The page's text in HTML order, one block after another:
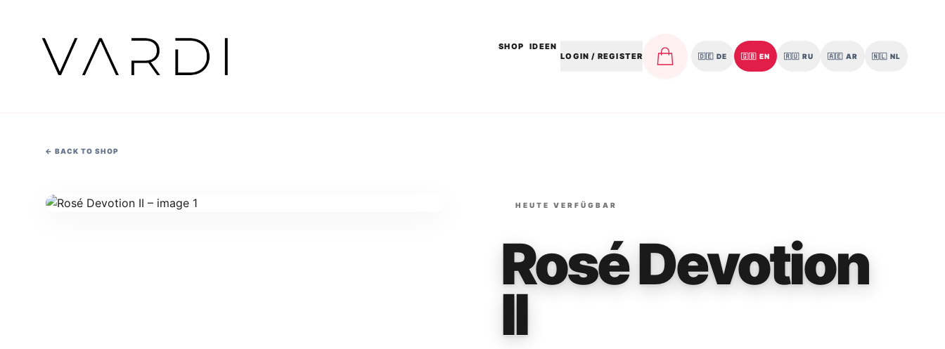
SHOP
IDEEN
LOGIN / REGISTER
🇩🇪 DE 🇬🇧 EN 🇷🇺 RU 🇦🇪 AR 🇳🇱 NL
← BACK TO SHOP
HEUTE VERFÜGBAR
Rosé Devotion
II